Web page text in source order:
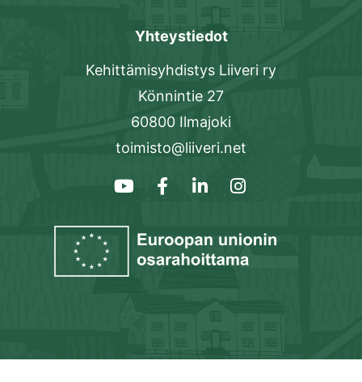
Yhteystiedot
Kehittämisyhdistys Liiveri ry
Könnintie 27
60800 Ilmajoki
toimisto@liiveri.net